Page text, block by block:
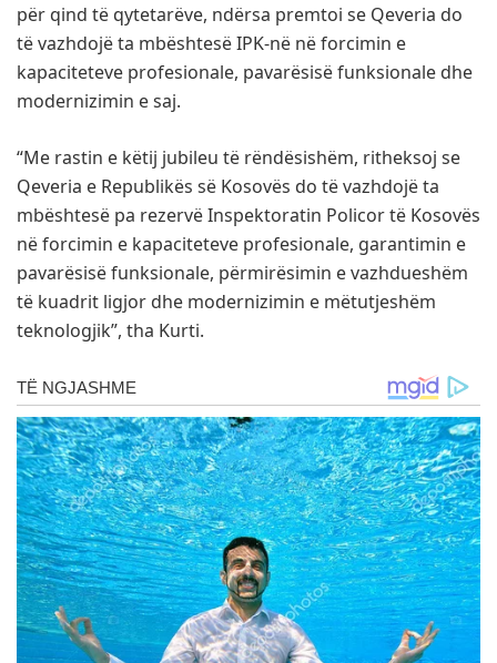
për qind të qytetarëve, ndërsa premtoi se Qeveria do
të vazhdojë ta mbështesë IPK-në në forcimin e
kapaciteteve profesionale, pavarësisë funksionale dhe
modernizimin e saj.
“Me rastin e këtij jubileu të rëndësishëm, ritheksoj se
Qeveria e Republikës së Kosovës do të vazhdojë ta
mbështesë pa rezervë Inspektoratin Policor të Kosovës
në forcimin e kapaciteteve profesionale, garantimin e
pavarësisë funksionale, përmirësimin e vazhdueshëm
të kuadrit ligjor dhe modernizimin e mëtutjeshëm
teknologjik”, tha Kurti.